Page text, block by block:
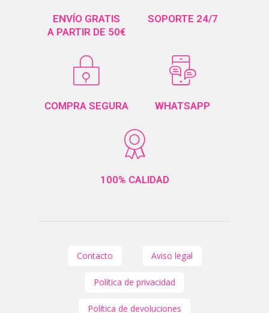
ENVÍO GRATIS
A PARTIR DE 50€
SOPORTE 24/7
COMPRA SEGURA WHATSAPP
100% CALIDAD
Contacto Aviso legal
Política de privacidad
Política de devoluciones